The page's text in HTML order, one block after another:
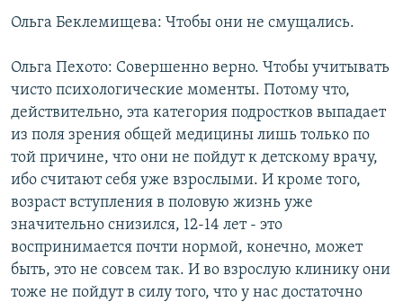
Ольга Беклемищева: Чтобы они не смущались.
Ольга Пехото: Совершенно верно. Чтобы учитывать
чисто психологические моменты. Потому что,
действительно, эта категория подростков выпадает
из поля зрения общей медицины лишь только по
той причине, что они не пойдут к детскому врачу,
ибо считают себя уже взрослыми. И кроме того,
возраст вступления в половую жизнь уже
значительно снизился, 12-14 лет - это
воспринимается почти нормой, конечно, может
быть, это не совсем так. И во взрослую клинику они
тоже не пойдут в силу того, что у нас достаточно